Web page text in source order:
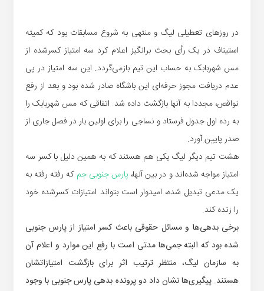
در روزهای تعطیلی لیگ و منتهی به شروع مسابقات بود که کمیته
استیناف در یک رأی بحث برانگیز اعلام کرد سه امتیاز کسرشده از
مس شهربابک به حساب این تیم بازمی‌گردد. این سه امتیاز در پی
عدم دریافت مجوز حرفه‌ای این باشگاه صادر شده بود و بعد از رفع
نواقص، مجددا به آنها بازگشت داده شد. اتفاقی که مس شهربابک را
به رده اول جدول فرستاد و نساجی را برای اولین بار در فصل جاری از
صدر پایین آورد.
هشت تیم دیگر لیگ یکی هم هستند که به همین دلیل با کسر سه
امتیاز مواجه شده‌اند و در بین آنها، پارس جنوبی جم که رفته رفته به
یک مدعی تبدیل شده، امیدوار است بتواند امتیازات کسرشده خود
را زنده کند.
برخی بدهی‌ها و مسائل حقوقی باعث کسر امتیاز از پارس جنوبی
شده بود که البته جمی‌ها مدتی است با رفع این موارد و اعلام آن
به سازمان لیگ، منتظر ترتیب اثر برای بازگشت امتیازاتشان
هستند. پیگیری‌ها نشان داد دو پرونده بدهی پارس جنوبی با وجود